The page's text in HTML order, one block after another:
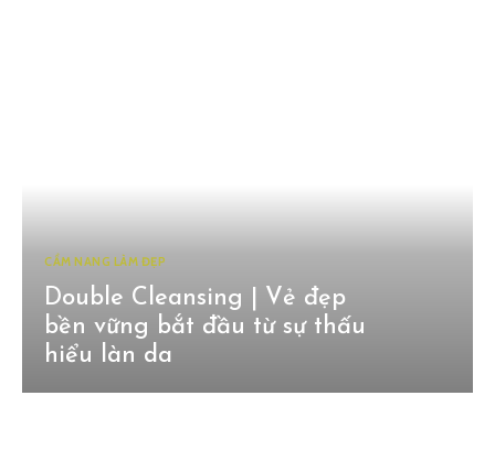
CẨM NANG LÀM ĐẸP
Double Cleansing | Vẻ đẹp
bền vững bắt đầu từ sự thấu
hiểu làn da